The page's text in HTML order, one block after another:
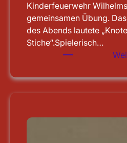
Kinderfeuerwehr
gemeinsamen Übung.
des Abends lautete
Stiche“.Spielerisch…